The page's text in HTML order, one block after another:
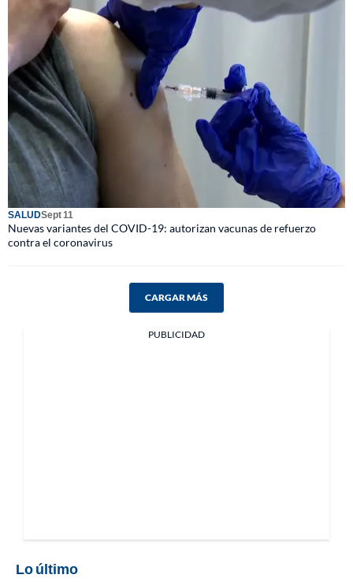
SALUDSept 11
Nuevas variantes del COVID-19: autorizan vacunas de refuerzo
contra el coronavirus
CARGAR MÁS
PUBLICIDAD
Lo último